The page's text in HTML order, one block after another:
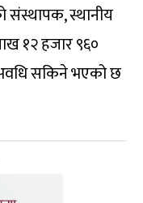
संस्थापक, स्थानीय
१२ हजार ९६०
सकिने भएको छ